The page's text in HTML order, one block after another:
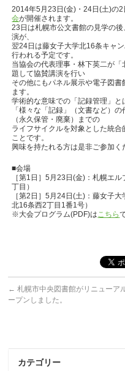
2014年5月23日(金)・24日(土)の
会が開催されます。
23日は札幌市公文書館の見学の
演が、
翌24日は藤女子大学北16条キャ
行われる予定です。
当協会の代表理事・林下英二が
題して協賛講演を行い
その他にもパネル展示や電子図
ます。
学術的な意味での「記録管理」
「様々な「記録」（文書など）
（永久保管・廃棄）までの
ライフサイクルを対象とした統
ことです。
興味を持たれる方は是非ご参加く
■会場
［第1日］5月23日(金)：札幌エ
丁目）
［第2日］5月24日(土)：藤女子
北16条西2丁目1番1号）
※大会プログラム(PDF)はこちら
← 札幌市中央図書館がリニューア
ープンしました。
カテゴリー